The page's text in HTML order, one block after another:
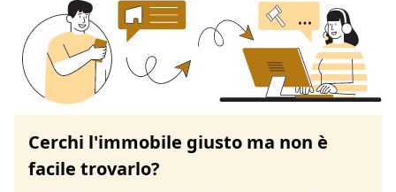
Cerchi l'immobile giusto ma non è
facile trovarlo?